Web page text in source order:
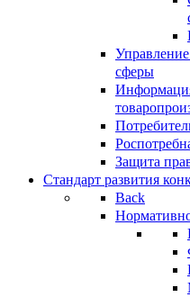
Управление
сферы
Защита
Стандарт развития
Back